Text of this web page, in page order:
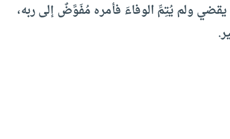
ولم يُتِمِّ الوفاءَ فأمره مُفَوَّضٌ إلى ربه،